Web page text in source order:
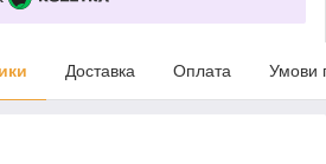
Доставка Оплата Умови